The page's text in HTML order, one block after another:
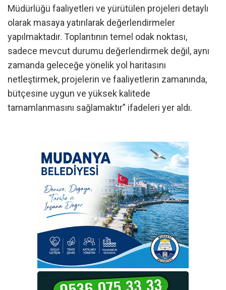
Müdürlüğü faaliyetleri ve yürütülen projeleri detaylı
olarak masaya yatırılarak değerlendirmeler
yapılmaktadır. Toplantının temel odak noktası,
sadece mevcut durumu değerlendirmek değil, aynı
zamanda geleceğe yönelik yol haritasını
netleştirmek, projelerin ve faaliyetlerin zamanında,
bütçesine uygun ve yüksek kalitede
tamamlanmasını sağlamaktır” ifadeleri yer aldı.